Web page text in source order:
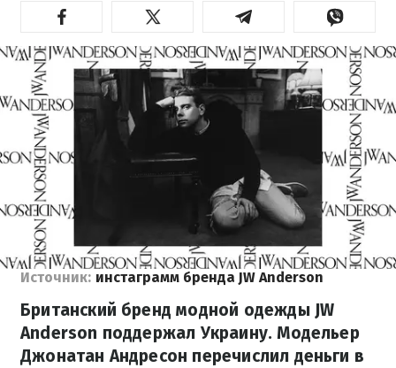
Источник: инстаграмм бренда JW Anderson
Британский бренд модной одежды JW
Anderson поддержал Украину. Модельер
Джонатан Андресон перечислил деньги в